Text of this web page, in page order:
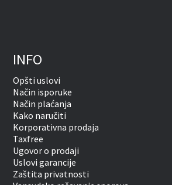
INFO
Opšti uslovi
Način isporuke
Način plaćanja
Kako naručiti
Korporativna prodaja
Taxfree
Ugovor o prodaji
Uslovi garancije
Zaštita privatnosti